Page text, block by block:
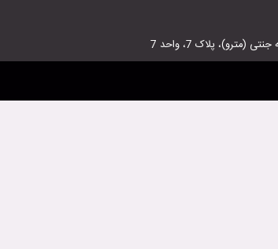
پلاک 7، واحد 7